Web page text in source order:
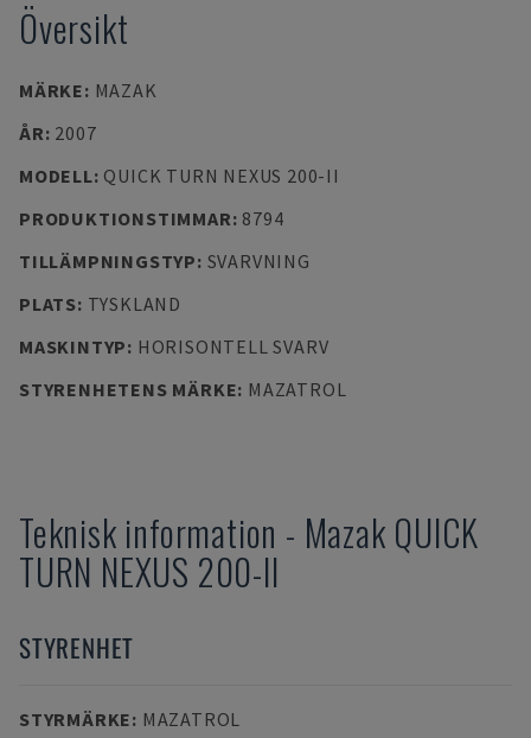
Översikt
MÄRKE: MAZAK
ÅR: 2007
MODELL: QUICK TURN NEXUS 200-II
PRODUKTIONSTIMMAR: 8794
TILLÄMPNINGSTYP: SVARVNING
PLATS: TYSKLAND
MASKINTYP: HORISONTELL SVARV
STYRENHETENS MÄRKE: MAZATROL
Teknisk information - Mazak QUICK
TURN NEXUS 200-II
STYRENHET
STYRMÄRKE: MAZATROL